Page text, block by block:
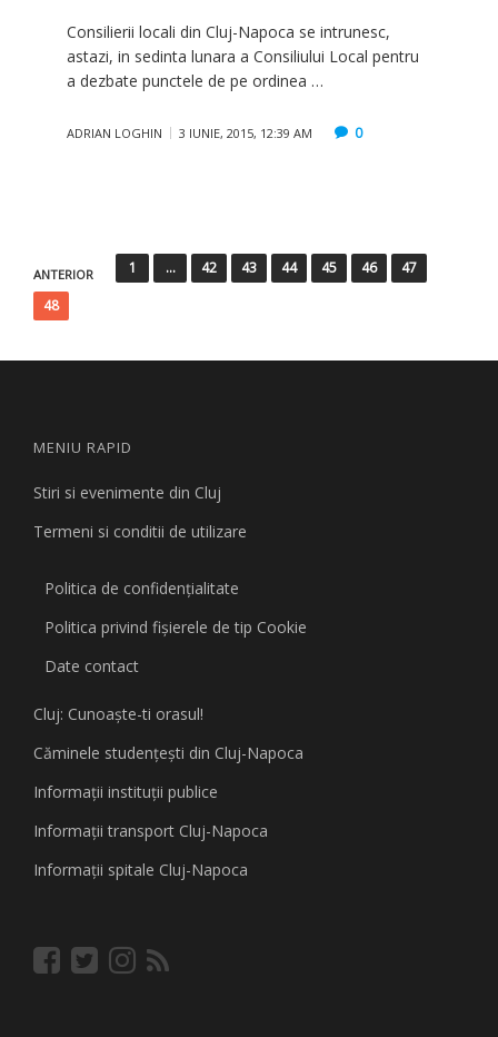
Consilierii locali din Cluj-Napoca se intrunesc,
astazi, in sedinta lunara a Consiliului Local pentru
a dezbate punctele de pe ordinea …
ADRIAN LOGHIN 3 IUNIE, 2015, 12:39 AM 0
Paginație
articole
ANTERIOR 1 … 42 43 44 45 46
47
48
MENIU RAPID
Stiri si evenimente din Cluj
Termeni si conditii de utilizare
Politica de confidențialitate
Politica privind fişierele de tip Cookie
Date contact
Cluj: Cunoaşte-ti orasul!
Căminele studenţeşti din Cluj-Napoca
Informaţii instituţii publice
Informaţii transport Cluj-Napoca
Informaţii spitale Cluj-Napoca